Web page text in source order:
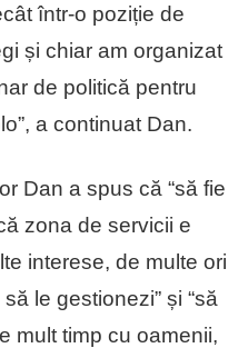
într-o poziție de
și chiar am organizat
de politică pentru
a continuat Dan.
Dan a spus că “să fie
zona de servicii e
interese, de multe ori
le gestionezi” și “să
mult timp cu oamenii,